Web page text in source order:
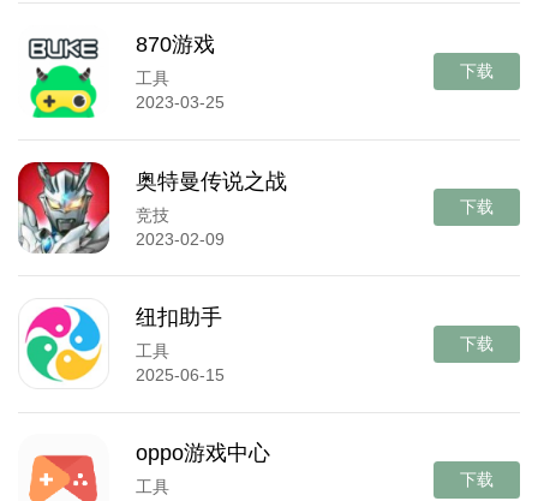
870游戏
工具
2023-03-25
下载
奥特曼传说之战
竞技
2023-02-09
下载
纽扣助手
工具
2025-06-15
下载
oppo游戏中心
工具
下载